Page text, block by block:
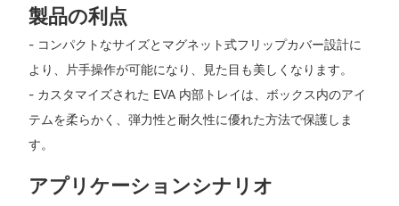
製品の利点
- コンパクトなサイズとマグネット式フリップカバー設計に
より、片手操作が可能になり、見た目も美しくなります。
- カスタマイズされた EVA 内部トレイは、ボックス内のアイ
テムを柔らかく、弾力性と耐久性に優れた方法で保護しま
す。
アプリケーションシナリオ